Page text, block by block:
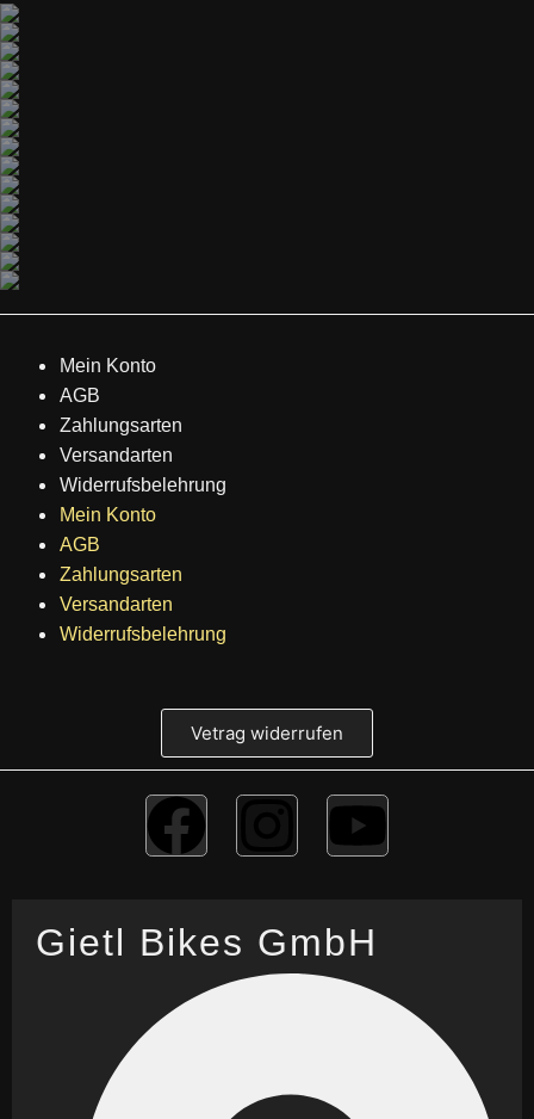
Mein Konto
AGB
Zahlungsarten
Versandarten
Widerrufsbelehrung
Mein Konto
AGB
Zahlungsarten
Versandarten
Widerrufsbelehrung
Vetrag widerrufen
Gietl Bikes GmbH